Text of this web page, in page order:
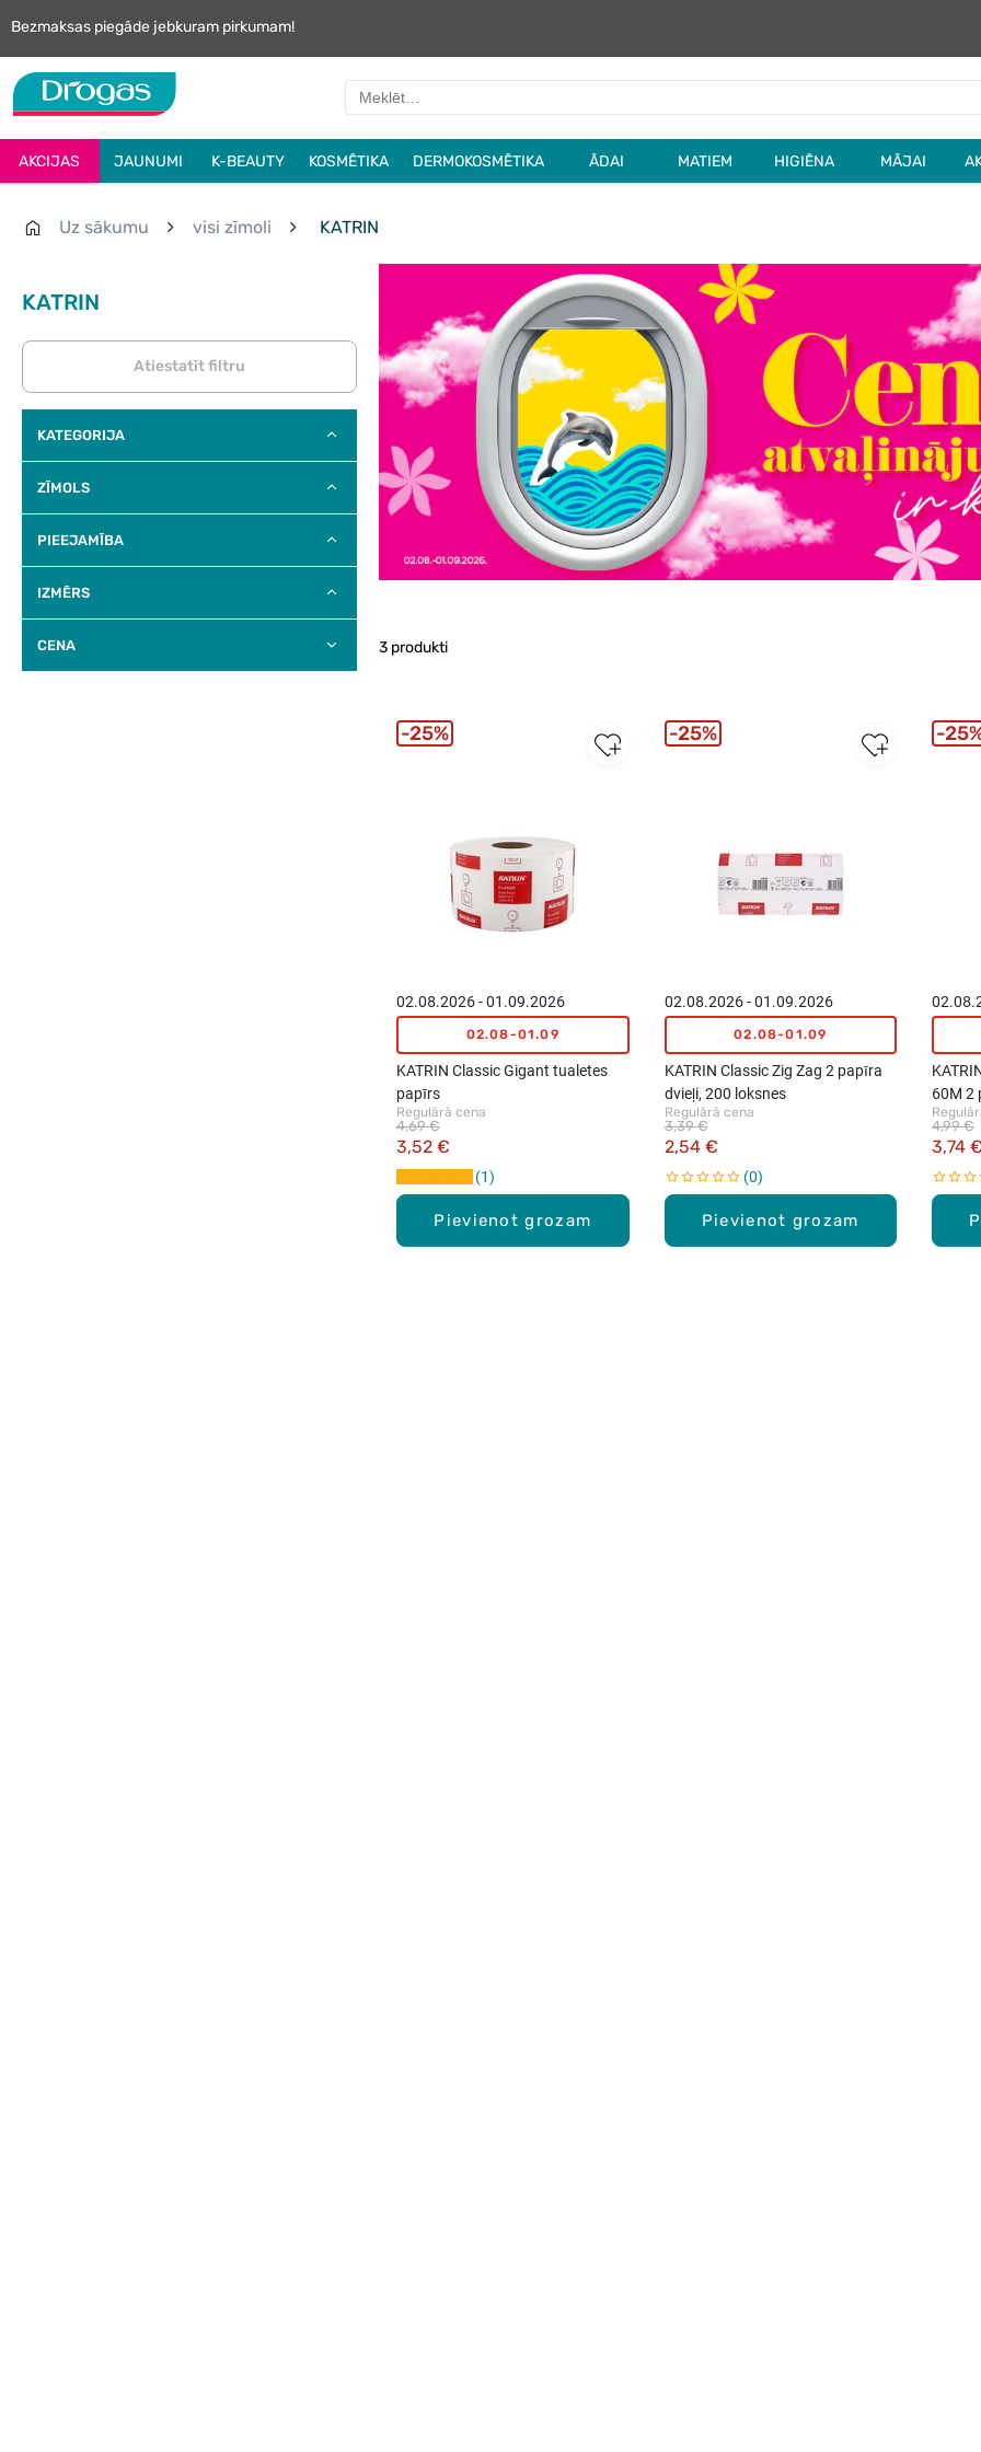
Bezmaksas piegāde jebkuram pirkumam!
AKCIJAS JAUNUMI K-BEAUTY KOSMĒTIKA DERMOKOSMĒTIKA ĀDAI MATIEM HIGIĒNA MĀJAI
Uz sākumu visi zīmoli KATRIN
KATRIN
Atiestatīt filtru
KATEGORIJA
ZĪMOLS
PIEEJAMĪBA
IZMĒRS
CENA 3 produkti
Pievienot grozam
02.08.2026 - 01.09.2026
02.08-01.09
KATRIN Classic Gigant tualetes
papīrs
Regulārā cena
3,52 €
4,69 €
1
25%
Pievienot grozam
02.08.2026 - 01.09.2026
02.08-01.09
KATRIN Classic Zig Zag 2 papīra
dvieļi, 200 loksnes
Regulārā cena
2,54 €
3,39 €
0
25%
60M 2
3,74
4,99 €